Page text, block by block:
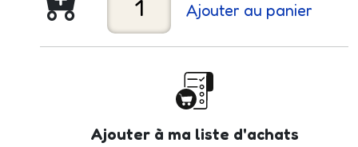
Ajouter au panier
Ajouter à ma liste d'achats